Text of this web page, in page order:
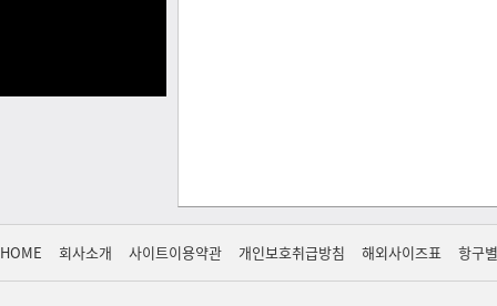
HOME 회사소개 사이트이용약관 개인보호취급방침 해외사이즈표 항구